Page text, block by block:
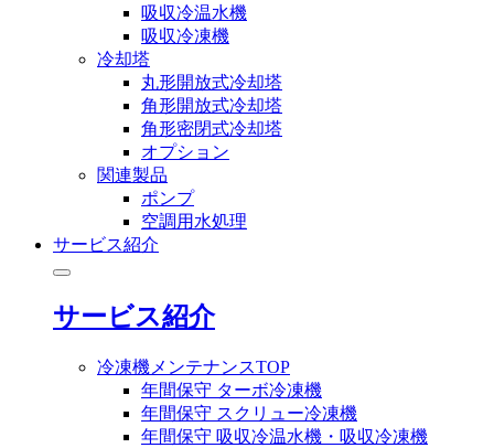
吸収冷温水機
吸収冷凍機
冷却塔
丸形開放式冷却塔
角形開放式冷却塔
角形密閉式冷却塔
オプション
関連製品
ポンプ
空調用水処理
サービス紹介
サービス紹介
冷凍機メンテナンスTOP
年間保守 ターボ冷凍機
年間保守 スクリュー冷凍機
年間保守 吸収冷温水機・吸収冷凍機